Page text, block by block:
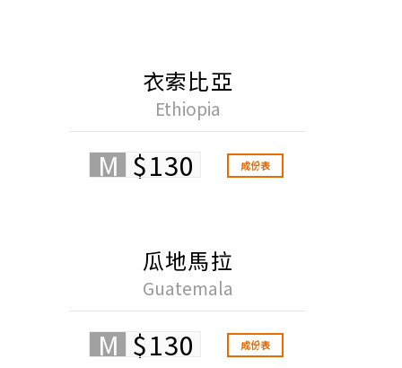
衣索比亞
Ethiopia
M $130 成份表
瓜地馬拉
Guatemala
M $130 成份表